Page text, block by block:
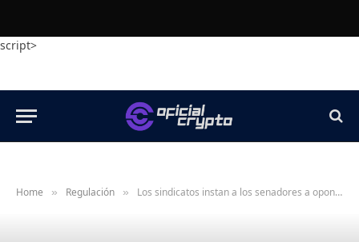
script>
Home » Regulación » Los sindicatos instan a los senadores a oponerse a la legislación sobre criptomonedas antes de la votación